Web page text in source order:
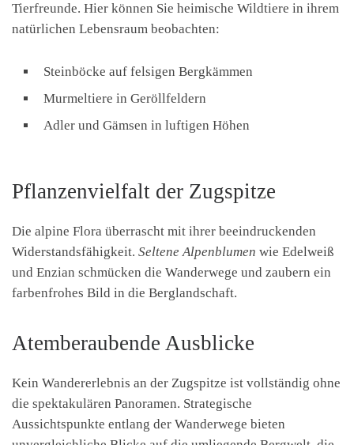
Tierfreunde. Hier können Sie heimische Wildtiere in ihrem
natürlichen Lebensraum beobachten:
Steinböcke auf felsigen Bergkämmen
Murmeltiere in Geröllfeldern
Adler und Gämsen in luftigen Höhen
Pflanzenvielfalt der Zugspitze
Die alpine Flora überrascht mit ihrer beeindruckenden
Widerstandsfähigkeit. Seltene Alpenblumen wie Edelweiß
und Enzian schmücken die Wanderwege und zaubern ein
farbenfrohes Bild in die Berglandschaft.
Atemberaubende Ausblicke
Kein Wandererlebnis an der Zugspitze ist vollständig ohne
die spektakulären Panoramen. Strategische
Aussichtspunkte entlang der Wanderwege bieten